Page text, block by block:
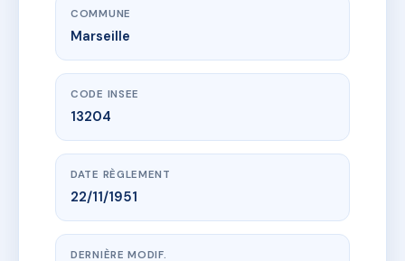
COMMUNE
Marseille
CODE INSEE
13204
DATE RÈGLEMENT
22/11/1951
DERNIÈRE MODIF.